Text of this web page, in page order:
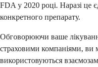
FDA у 2020 році. Наразі це
конкретного препарату.
Обговорюючи ваше
страховими компаніями, ви
використовуються